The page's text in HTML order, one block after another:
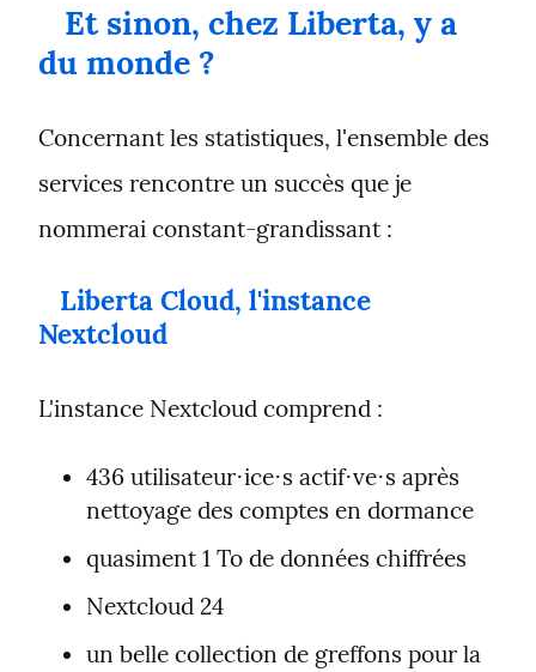
Et sinon, chez Liberta, y a
du monde ?
Concernant les statistiques, l'ensemble des
services rencontre un succès que je
nommerai constant-grandissant :
Liberta Cloud, l'instance
Nextcloud
L'instance Nextcloud comprend :
436 utilisateur⋅ice⋅s actif⋅ve⋅s après
nettoyage des comptes en dormance
quasiment 1 To de données chiffrées
Nextcloud 24
un belle collection de greffons pour la